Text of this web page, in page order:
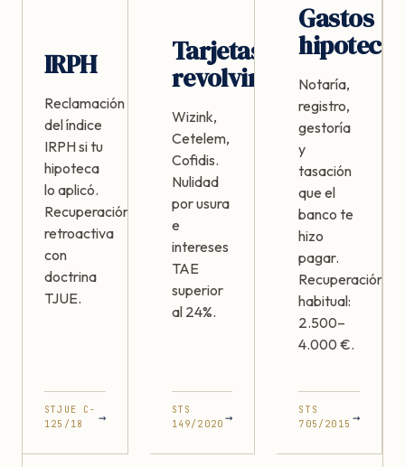
IRPH
Reclamación
del índice
IRPH si tu
hipoteca
lo aplicó.
Recuperación
retroactiva
con
doctrina
TJUE.
STJUE C-
125/18
→
Tarjetas
revolving
Wizink,
Cetelem,
Cofidis.
Nulidad
por usura
e
intereses
TAE
superior
al 24%.
STS
149/2020 →
Gastos
Notaría,
registro,
gestoría
y
tasación
que el
banco te
hizo
pagar.
Recuperación
habitual:
2.500–
4.000 €.
STS
705/2015 →